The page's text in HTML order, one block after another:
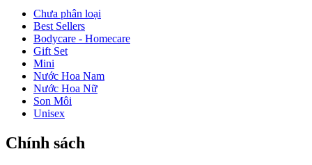
Chưa phân loại
Best Sellers
Bodycare - Homecare
Gift Set
Mini
Nước Hoa Nam
Nước Hoa Nữ
Son Môi
Unisex
Chính sách